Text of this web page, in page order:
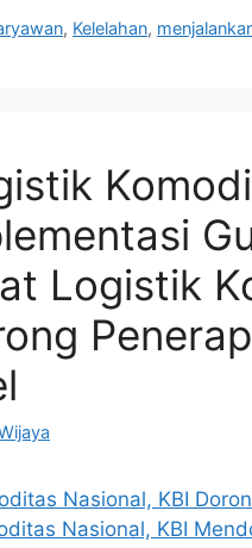
, Kelelahan,
Logistik